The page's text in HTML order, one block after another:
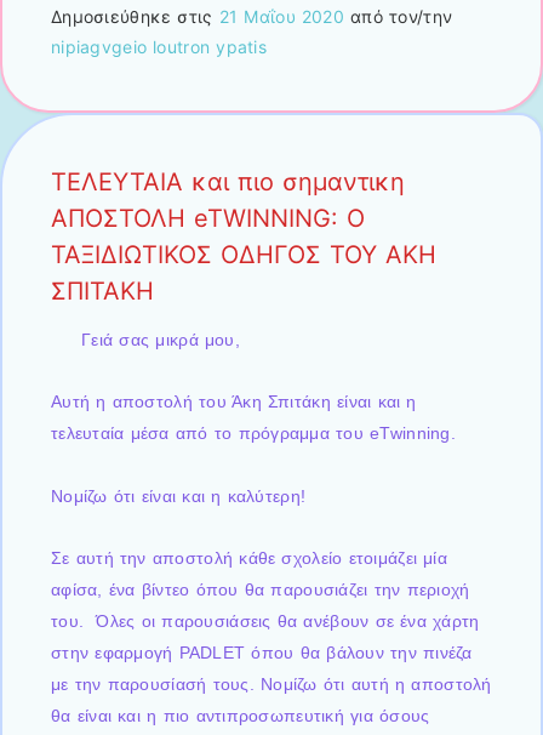
Δημοσιεύθηκε στις 21 Μαΐου 2020 από τον/την
nipiagvgeio loutron ypatis
ΤΕΛΕΥΤΑΙΑ και πιο σημαντικη
ΑΠΟΣΤΟΛΗ eTWINNING: Ο
ΤΑΞΙΔΙΩΤΙΚΟΣ ΟΔΗΓΟΣ ΤΟΥ ΑΚΗ
ΣΠΙΤΑΚΗ
Γειά σας μικρά μου,
Αυτή η αποστολή του Άκη Σπιτάκη είναι και η
τελευταία μέσα από το πρόγραμμα του eTwinning.
Νομίζω ότι είναι και η καλύτερη!
Σε αυτή την αποστολή κάθε σχολείο ετοιμάζει μία
αφίσα, ένα βίντεο όπου θα παρουσιάζει την περιοχή
του. Όλες οι παρουσιάσεις θα ανέβουν σε ένα χάρτη
στην εφαρμογή PADLET όπου θα βάλουν την πινέζα
με την παρουσίασή τους. Νομίζω ότι αυτή η αποστολή
θα είναι και η πιο αντιπροσωπευτική για όσους